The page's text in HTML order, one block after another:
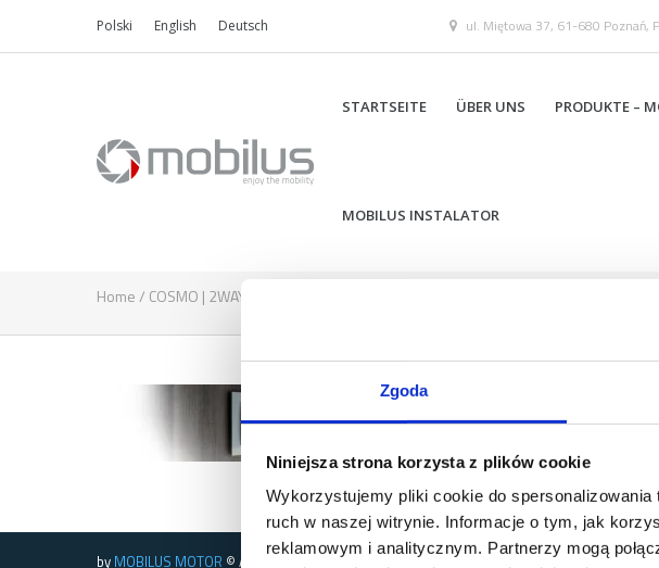
Zgoda
Niniejsza strona korzysta z plików cookie
Wykorzystujemy pliki cookie do
ruch w naszej witrynie. Informacje o tym, jak
reklamowym i analitycznym. Partnerzy mogą
Polski English Deutsch ul. Miętowa 37, 61-680 Poznań,
STARTSEITE ÜBER UNS PRODUKTE –
MOBILUS INSTALATOR
Home/ COSMO | 2WAY
by MOBILUS MOTOR © All rights reserved